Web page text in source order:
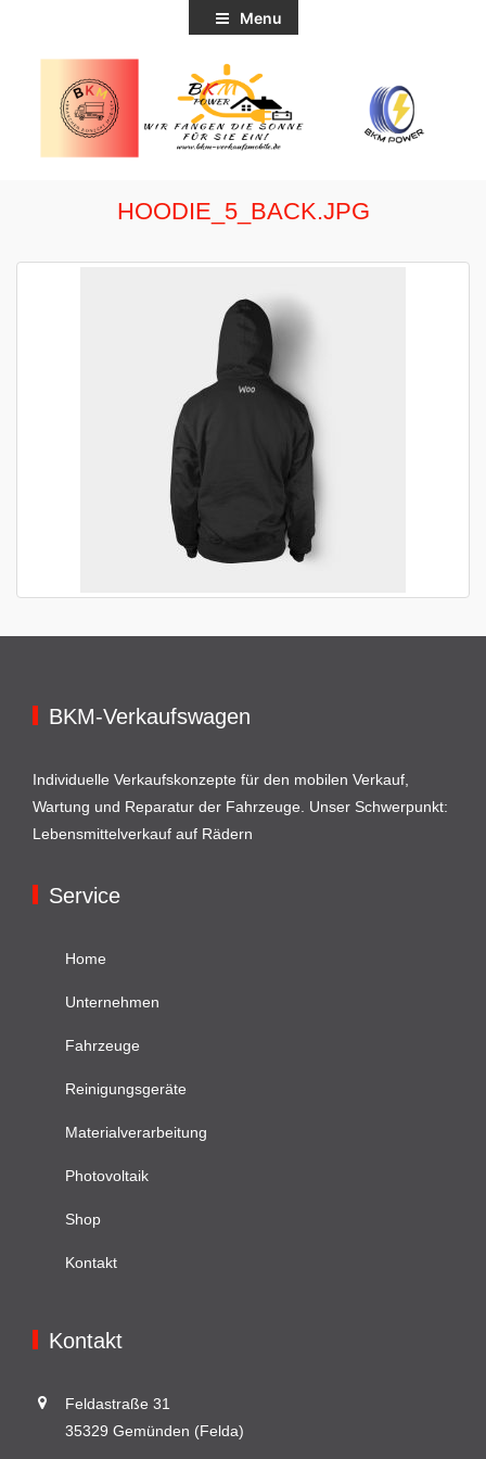
Menu
HOODIE_5_BACK.JPG
BKM-Verkaufswagen
Individuelle Verkaufskonzepte für den mobilen Verkauf,
Wartung und Reparatur der Fahrzeuge. Unser Schwerpunkt:
Lebensmittelverkauf auf Rädern
Service
Home
Unternehmen
Fahrzeuge
Reinigungsgeräte
Materialverarbeitung
Photovoltaik
Shop
Kontakt
Kontakt
Feldastraße 31
35329 Gemünden (Felda)